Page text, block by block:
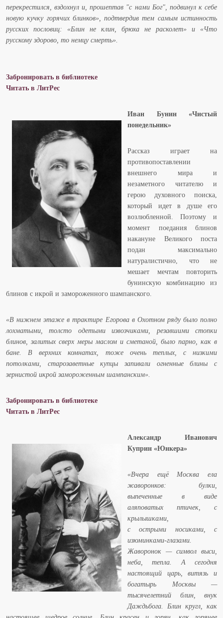
перекрестился, вздохнул и, прошептав "с нами Бог", подвинул к себе
новую кучку горячих блинков», подтвердив тем самым истинность
русских пословиц: «Блин не клин, брюха не расколет» и «Что
русскому здорово, то немцу смерть».
Забронировать в библиотеке
Читать в ЛитРес
Иван Бунин «Чистый
понедельник»
Рассказ играет на
противопоставлении
внешнего мира и
незаметного читателю и
герою духовного поиска,
который идет в душе его
возлюбленной. Поэтому и
момент поедания блинов
накануне Великого поста
подан максимально
натуралистично, что не
мешает мечтам повторить
бунинскую комбинацию из
блинов с икрой и замороженного шампанского.
«В нижнем этаже в трактире Егорова в Охотном ряду было полно
лохматыми, толсто одетыми извозчиками, резавшими стопки
блинов, залитых сверх меры маслом и сметаной, было парно, как в
бане. В верхних комнатах, тоже очень теплых, с низкими
потолками, старозаветные купцы запивали огненные блины с
зернистой икрой замороженным шампанским».
Забронировать в библиотеке
Читать в ЛитРес
Александр Иванович
Куприн «Юнкера»
«Вчера ещё Москва ела
жаворонков: булки,
выпеченные в виде
аляповатых птичек, с
крылышками,
с острыми носиками, с
изюминками-глазами.
Жаворонок — символ выси,
неба, тепла. А сегодня
настоящий царь, витязь и
богатырь Москвы —
тысячелетний блин, внук
Даждьбога. Блин кругл, как